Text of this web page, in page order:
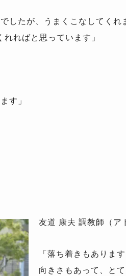
したが、うまくこなしてく
ればと思っています」
す」
友道 康夫 調教師（ア
「落ち着きもありま
向きさもあって、と